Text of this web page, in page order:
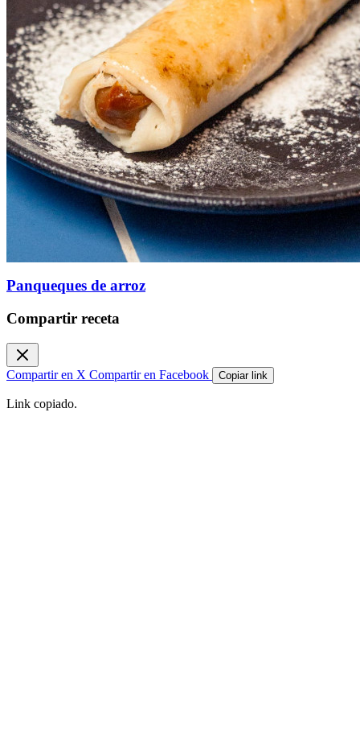
Panqueques de arroz
Compartir receta
Compartir en X Compartir en Facebook Copiar link
Link copiado.